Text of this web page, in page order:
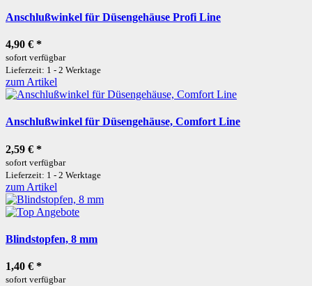
Anschlußwinkel für Düsengehäuse Profi Line
4,90 € *
sofort verfügbar
Lieferzeit: 1 - 2 Werktage
zum Artikel
Anschlußwinkel für Düsengehäuse, Comfort Line
2,59 € *
sofort verfügbar
Lieferzeit: 1 - 2 Werktage
zum Artikel
Blindstopfen, 8 mm
1,40 € *
sofort verfügbar